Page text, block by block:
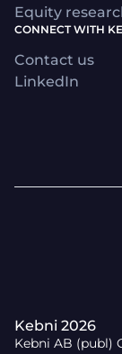
Equity
CONNECT WITH
Contact us
LinkedIn
Kebni 2026
Kebni AB (publ)